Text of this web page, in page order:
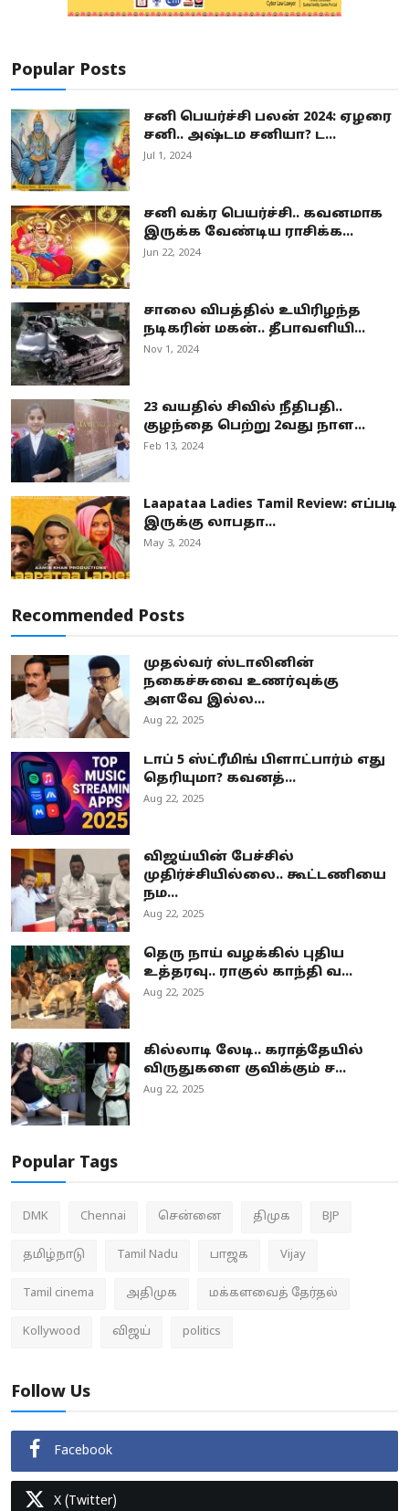
Popular Posts
சனி பெயர்ச்சி பலன் 2024: ஏழரை
சனி.. அஷ்டம சனியா? ட...
Jul 1, 2024
சனி வக்ர பெயர்ச்சி.. கவனமாக
இருக்க வேண்டிய ராசிக்க...
Jun 22, 2024
சாலை விபத்தில் உயிரிழந்த
நடிகரின் மகன்.. தீபாவளியி...
Nov 1, 2024
23 வயதில் சிவில் நீதிபதி..
குழந்தை பெற்று 2வது நாள...
Feb 13, 2024
Laapataa Ladies Tamil Review: எப்படி
இருக்கு லாபதா...
May 3, 2024
Recommended Posts
முதல்வர் ஸ்டாலினின்
நகைச்சுவை உணர்வுக்கு
அளவே இல்ல...
Aug 22, 2025
டாப் 5 ஸ்ட்ரீமிங் பிளாட்பார்ம் எது
தெரியுமா? கவனத்...
Aug 22, 2025
விஜய்யின் பேச்சில்
முதிர்ச்சியில்லை.. கூட்டணியை
நம...
Aug 22, 2025
தெரு நாய் வழக்கில் புதிய
உத்தரவு.. ராகுல் காந்தி வ...
Aug 22, 2025
கில்லாடி லேடி.. கராத்தேயில்
விருதுகளை குவிக்கும் ச...
Aug 22, 2025
Popular Tags
DMK Chennai சென்னை திமுக BJP
தமிழ்நாடு Tamil Nadu பாஜக Vijay
Tamil cinema அதிமுக மக்களவைத் தேர்தல்
Kollywood விஜய் politics
Follow Us
Facebook
X (Twitter)